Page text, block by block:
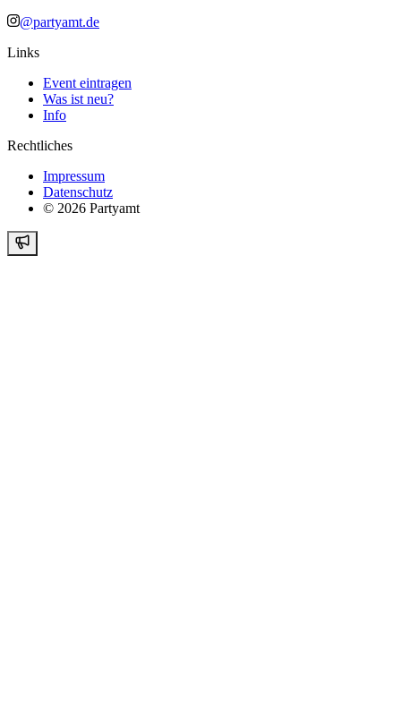
@partyamt.de
Links
Event eintragen
Was ist neu?
Info
Rechtliches
Impressum
Datenschutz
© 2026 Partyamt